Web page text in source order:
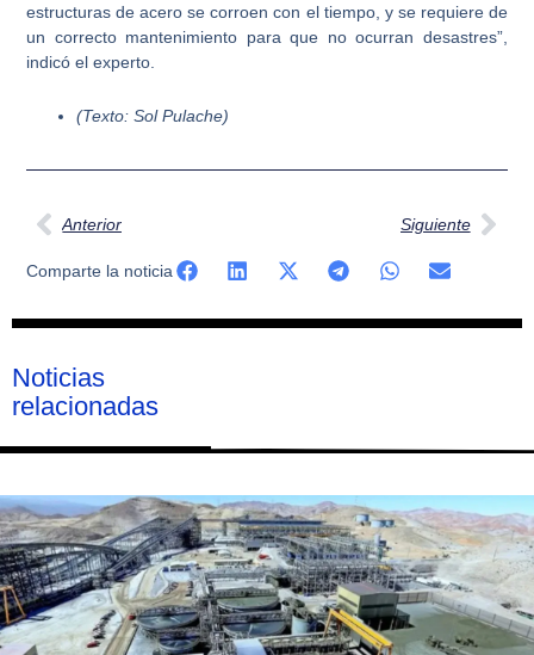
estructuras de acero se corroen con el tiempo, y se requiere de
un correcto mantenimiento para que no ocurran desastres”,
indicó el experto.
(Texto: Sol Pulache)
Ant
Anterior Siguiente
Comparte la noticia
Noticias
relacionadas
Página
Página
Página
Página
Página